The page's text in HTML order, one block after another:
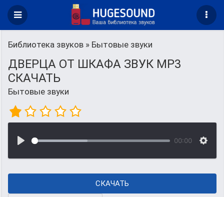
Библиотека звуков » Бытовые звуки
ДВЕРЦА ОТ ШКАФА ЗВУК MP3
СКАЧАТЬ
Бытовые звуки
00:00
СКАЧАТЬ